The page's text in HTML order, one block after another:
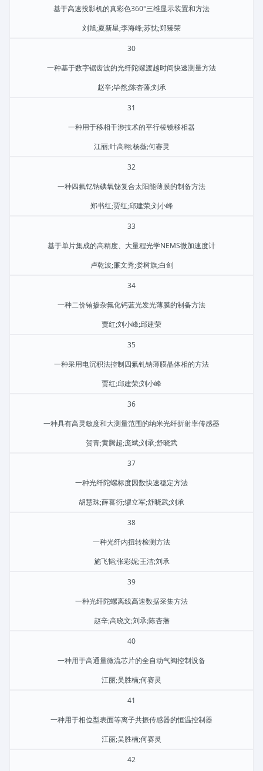
基于高速投影机的真彩色360°三维显示装置和方法
刘旭;夏新星;李海峰;苏忱;郑臻荣
30
一种基于数字锯齿波的光纤陀螺渡越时间快速测量方法
赵辛;毕然;陈杏藩;刘承
31
一种用于移相干涉技术的平行棱镜移相器
江丽;叶高翱;杨薇;何赛灵
32
一种四氟钇钠碘氧铋复合太阳能薄膜的制备方法
郑书红;贾红;邱建荣;刘小峰
33
基于单片集成的高精度、大量程光学NEMS微加速度计
卢乾波;廉文秀;娄树旗;白剑
34
一种二价铕掺杂氟化钙蓝光发光薄膜的制备方法
贾红;刘小峰;邱建荣
35
一种采用电沉积法控制四氟钆钠薄膜晶体相的方法
贾红;邱建荣;刘小峰
36
一种具有高灵敏度和大测量范围的纳米光纤折射率传感器
贺青;黄腾超;庞斌;刘承;舒晓武
37
一种光纤陀螺标度因数快速稳定方法
胡慧珠;薛蕃衍;缪立军;舒晓武;刘承
38
一种光纤内扭转检测方法
施飞韬;张彩妮;王洁;刘承
39
一种光纤陀螺离线高速数据采集方法
赵辛;高晓文;刘承;陈杏藩
40
一种用于高通量微流芯片的全自动气阀控制设备
江丽;吴胜楠;何赛灵
41
一种用于相位型表面等离子共振传感器的恒温控制器
江丽;吴胜楠;何赛灵
42